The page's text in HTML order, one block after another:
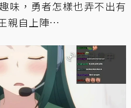
味，勇者怎樣也弄不出有
親自上陣…